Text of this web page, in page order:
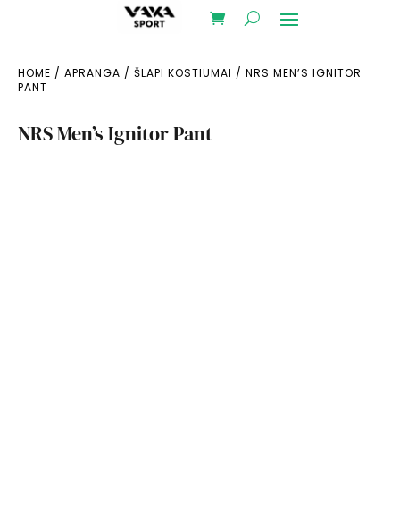
HOME / APRANGA / ŠLAPI KOSTIUMAI / NRS MEN’S IGNITOR
PANT
NRS Men’s Ignitor Pant